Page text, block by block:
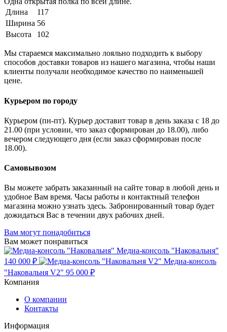
Длина
117
Ширина 56
Высота
102
Мы стараемся максимально лояльно подходить к выбору
способов доставки товаров из нашего магазина, чтобы наши
клиенты получали необходимое качество по наименьшей
цене.
Курьером по городу
Курьером (пн-пт). Курьер доставит товар в день заказа с 18 до
21.00 (при условии, что заказ сформирован до 18.00), либо
вечером следующего дня (если заказ сформирован после
18.00).
Самовывозом
Вы можете забрать заказанный на сайте товар в любой день и
удобное Вам время. Часы работы и контактный телефон
магазина можно узнать здесь. Забронированный товар будет
дожидаться Вас в течении двух рабочих дней.
Вам могут понадобиться
Вам может понравиться
Медиа-консоль "Наковальня"
140 000 ₽
Медиа-консоль
"Наковальня V2" 95 000 ₽
Компания
О компании
Контакты
Информация